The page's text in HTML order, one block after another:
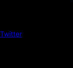
Twitter